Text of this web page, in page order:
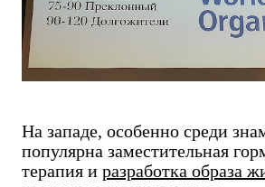
На западе, особенно среди
популярна заместительная
терапия и разработка образа